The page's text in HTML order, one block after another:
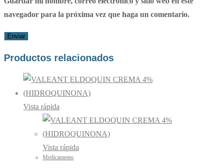
navegador para la próxima vez que haga un comentario.
Productos relacionados
Vista rápida
Vista rápida
Medicamento